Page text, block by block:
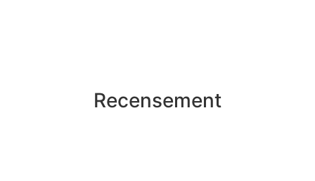
Recensement